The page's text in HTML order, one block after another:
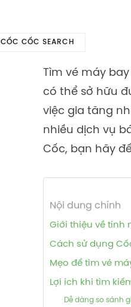
CỐC CỐC SEARCH
Tìm vé máy
có thể sở hữu
việc gia tăng
nhiều dịch vụ
Cốc, bạn hãy
Nội dung chính
Giới thiệu về tính
Cách sử dụng
Mẹo để tìm vé
Lợi ích khi tìm
Dễ dàng so sánh